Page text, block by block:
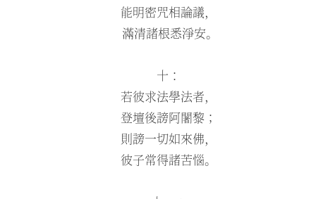
能明密咒相論議，
滿清諸根悉淨安。
十：
若彼求法學法者，
登壇後謗阿闍黎；
則謗一切如來佛，
彼子常得諸苦惱。